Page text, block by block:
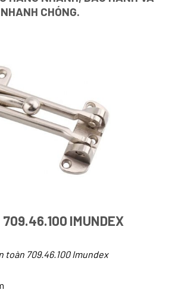
CHÓNG.
709.46.100 IMUNDEX
toàn 709.46.100 Imundex